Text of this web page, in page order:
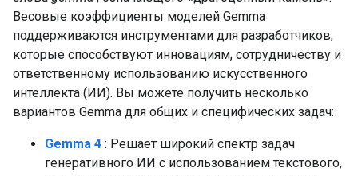
Весовые коэффициенты моделей Gemma
поддерживаются инструментами для разработчиков,
которые способствуют инновациям, сотрудничеству и
ответственному использованию искусственного
интеллекта (ИИ). Вы можете получить несколько
вариантов Gemma для общих и специфических задач:
Gemma 4 : Решает широкий спектр задач
генеративного ИИ с использованием текстового,